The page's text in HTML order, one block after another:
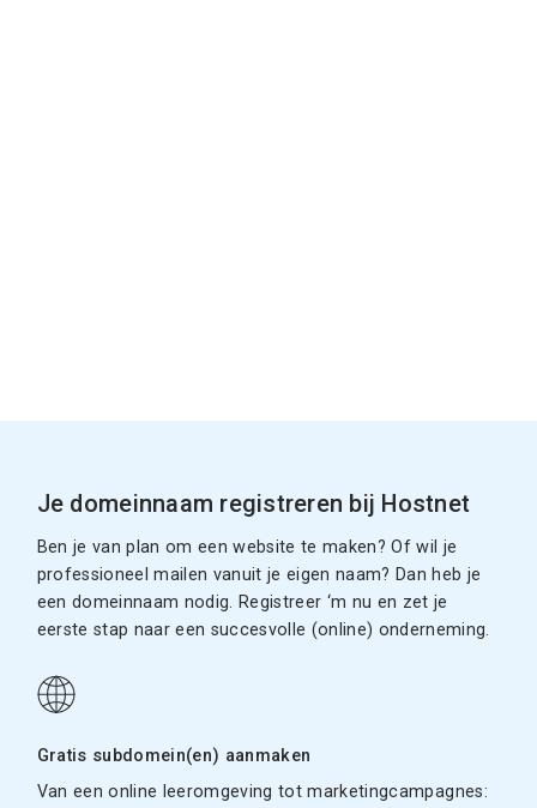
Je domeinnaam registreren bij Hostnet
Ben je van plan om een website te maken? Of wil je
professioneel mailen vanuit je eigen naam? Dan heb je
een domeinnaam nodig. Registreer ‘m nu en zet je
eerste stap naar een succesvolle (online) onderneming.
Gratis subdomein(en) aanmaken
Van een online leeromgeving tot marketingcampagnes: